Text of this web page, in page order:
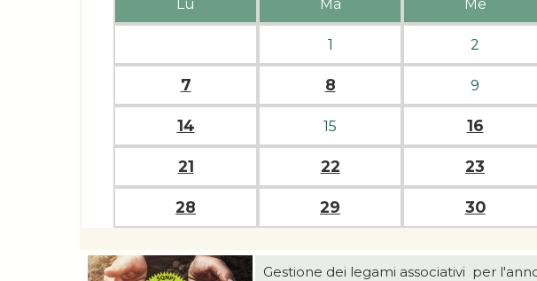
Lu Ma Me
1 2
7 8 9
14 15 16
21 22 23
28 29 30
Gestione dei legami associativi per